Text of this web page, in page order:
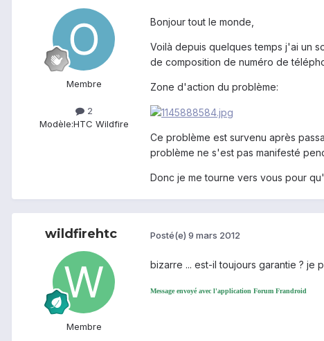
Membre
2
Modèle:HTC Wildfire
Bonjour tout le monde,
Voilà depuis quelques temps j'ai un
de composition de numéro de
Zone d'action du problème:
Ce problème est survenu après
problème ne s'est pas manifesté
Donc je me tourne vers vous pour
wildfirehtc
Membre
Posté(e) 9 mars 2012
bizarre ... est-il toujours garantie ? je
Message envoyé avec l'application Forum Frandroid